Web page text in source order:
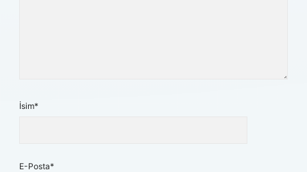
İsim*
E-Posta*